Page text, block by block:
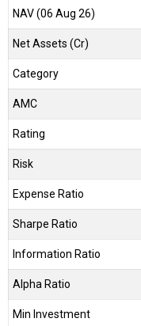
NAV (06 Aug 26)
Net Assets (Cr)
Category
AMC
Rating
Risk
Expense Ratio
Sharpe Ratio
Information Ratio
Alpha Ratio
Min Investment